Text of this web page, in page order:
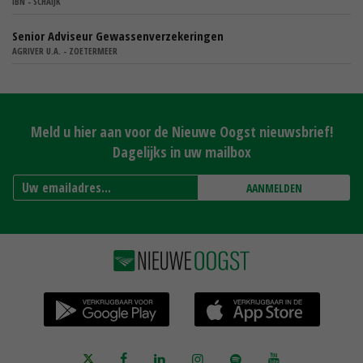
Senior Adviseur Gewassenverzekeringen
AGRIVER U.A. - ZOETERMEER
Meld u hier aan voor de Nieuwe Oogst nieuwsbrief!
Dagelijks in uw mailbox
AANMELDEN